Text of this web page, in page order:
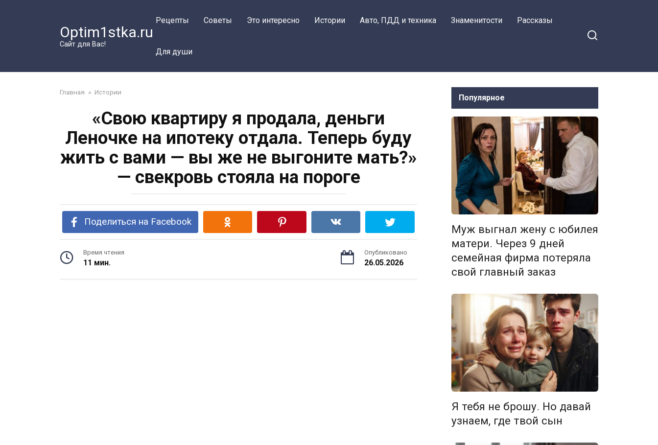
Optim1stka.ru
Сайт для Вас!
Рецепты Советы Это интересно Истории Авто, ПДД и техника Знаменитости Рассказы
Для души
Главная » Истории
«Свою квартиру я продала, деньги
Леночке на ипотеку отдала. Теперь буду
жить с вами — вы же не выгоните мать?»
— свекровь стояла на пороге
Поделиться на Facebook
Время чтения
11 мин.
Опубликовано
26.05.2026
Популярное
Муж выгнал жену с юбилея
матери. Через 9 дней
семейная фирма потеряла
свой главный заказ
Я тебя не брошу. Но давай
узнаем, где твой сын